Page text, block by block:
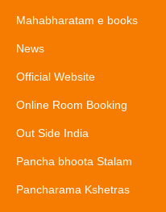
Mahabharatam e books
News
Official Website
Online Room Booking
Out Side India
Pancha bhoota Stalam
Pancharama Kshetras